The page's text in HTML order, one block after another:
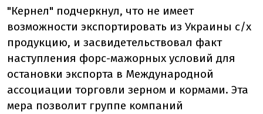
"Кернел" подчеркнул, что не имеет
возможности экспортировать из Украины с/х
продукцию, и засвидетельствовал факт
наступления форс-мажорных условий для
остановки экспорта в Международной
ассоциации торговли зерном и кормами. Эта
мера позволит группе компаний